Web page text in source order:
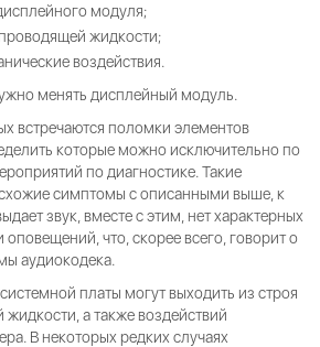
модуля;
жидкости;
воздействия.
менять дисплейный модуль.
встречаются поломки элементов
которые можно исключительно по
по диагностике. Такие
симптомы с описанными выше, к
звук, вместе с этим, нет характерных
оповещений, что, скорее всего, говорит о
аудиокодека.
платы могут выходить из строя
а также воздействий
В некоторых редких случаях